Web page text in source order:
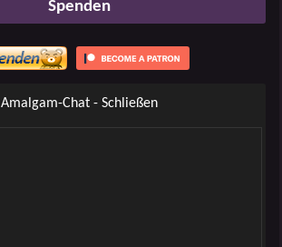
Spenden
Amalgam-Chat - Schließen